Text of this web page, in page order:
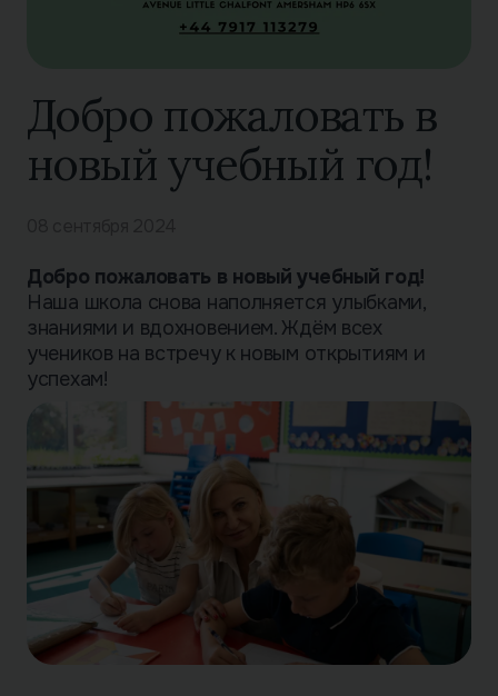
Добро пожаловать в
новый учебный год!
Добро пожаловать в новый учебный год!
Наша школа снова наполняется улыбками,
знаниями и вдохновением. Ждём всех
учеников на встречу к новым открытиям и
успехам!